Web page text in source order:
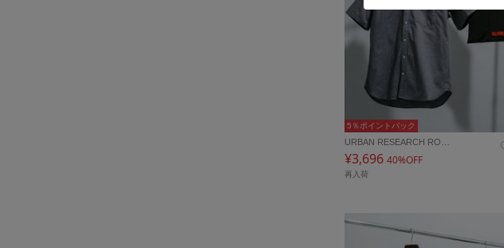
5％ポイントバック
URBAN RESEARCH RO…
¥3,696 40%OFF
再入荷